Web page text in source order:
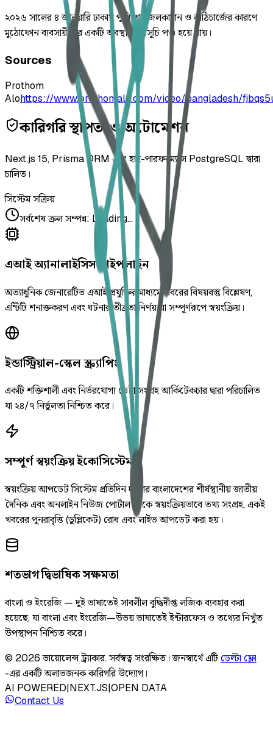
২০২৬ সালের ৪ জানুয়ারি ঢাকায় পুলিশের জলকামান ও লাঠিচার্জের কারণে
মুঠোফোন ব্যবসায়ীদের একটি অবস্থান কর্মসূচি পণ্ড হয়ে যায়।
Sources
Prothom
Alohttps://www.prothomalo.com/video/bangladesh/
কারিগরি স্থাপত্য ও অটোমেশন
Next.js 15, Prisma ORM এবং হাই-পারফরম্যান্স PostgreSQL দ্বারা
চালিত।
সিস্টেম সক্রিয়
সর্বশেষ ক্রল সম্পন্ন: Loading...
এআই অ্যানালাইসিস পাইপলাইন
অত্যাধুনিক জেনারেটিভ এআই প্রযুক্তির মাধ্যমে খবরের বিষয়বস্তু বিশ্লেষণ,
এন্টিটি শনাক্তকরণ এবং ঘটনার তীব্রতা নির্ণয় যা সম্পূর্ণরূপে স্বয়ংক্রিয়।
ইন্ডাস্ট্রিয়াল-স্কেল স্ক্র্যাপিং
একটি শক্তিশালী এবং নির্ভরযোগ্য ডেটা সংগ্রহ আর্কিটেকচার দ্বারা পরিচালিত
যা ২৪/৭ নির্ভুলতা নিশ্চিত করে।
সম্পূর্ণ স্বয়ংক্রিয় ইকোসিস্টেম
স্বয়ংক্রিয় আপডেট সিস্টেম প্রতিদিন দুইবার বাংলাদেশের শীর্ষস্থানীয় জাতীয়
দৈনিক এবং অনলাইন নিউজ পোর্টাল থেকে স্বয়ংক্রিয়ভাবে তথ্য সংগ্রহ, একই
খবরের পুনরাবৃত্তি (ডুপ্লিকেট) রোধ এবং লাইভ আপডেট করা হয়।
শতভাগ দ্বিভাষিক সক্ষমতা
বাংলা ও ইংরেজি — দুই ভাষাতেই সাবলীল বুদ্ধিদীপ্ত লজিক ব্যবহার করা
হয়েছে, যা বাংলা এবং ইংরেজি—উভয় ভাষাতেই ইন্টারফেস ও তথ্যের নিখুঁত
উপস্থাপন নিশ্চিত করে।
© 2026 ভায়োলেন্স ট্র্যাকার.সর্বস্বত্ব সংরক্ষিত। জনস্বার্থে এটিডেল্টা ফ্লো
-এর একটি অলাভজনক কারিগরি উদ্যোগ।
AI POWERED|NEXT.JS|OPEN DATA
Contact Us